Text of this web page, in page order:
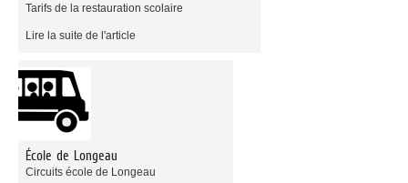
Tarifs de la restauration scolaire
Lire la suite de l'article
École de Longeau
Circuits école de Longeau